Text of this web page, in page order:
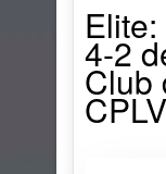
4-2
Club